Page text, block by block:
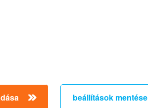
beállítások mentése